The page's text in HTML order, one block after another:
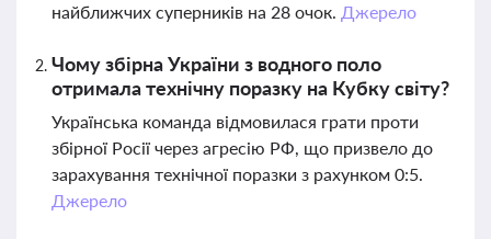
найближчих суперників на 28 очок. Джерело
Чому збірна України з водного поло
отримала технічну поразку на Кубку світу?
Українська команда відмовилася грати проти
збірної Росії через агресію РФ, що призвело до
зарахування технічної поразки з рахунком 0:5.
Джерело